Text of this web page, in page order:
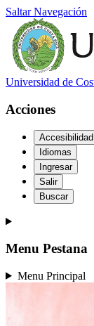
Saltar Navegación
Universidad de
Acciones
Accesibilidad
Idiomas
Ingresar
Salir
Buscar
Menu Pestana
Menu Principal